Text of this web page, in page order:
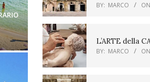
BY: MARCO
L’ARTE della
BY: MARCO